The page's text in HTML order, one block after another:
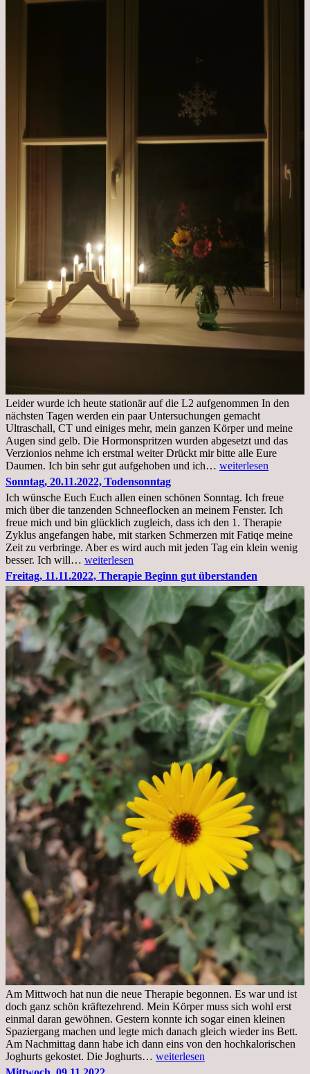
Leider wurde ich heute stationär auf die L2 aufgenommen In den
nächsten Tagen werden ein paar Untersuchungen gemacht
Ultraschall, CT und einiges mehr, mein ganzen Körper und meine
Augen sind gelb. Die Hormonspritzen wurden abgesetzt und das
Verzionios nehme ich erstmal weiter Drückt mir bitte alle Eure
Daumen. Ich bin sehr gut aufgehoben und ich… Mittwoch.
Krankenhaus
stationär
weiterlesen
Sonntag, 20.11.2022, Todensonntag
Ich wünsche Euch Euch allen einen schönen Sonntag. Ich freue
mich über die tanzenden Schneeflocken an meinem Fenster. Ich
freue mich und bin glücklich zugleich, dass ich den 1. Therapie
Zyklus angefangen habe, mit starken Schmerzen mit Fatiqe meine
Zeit zu verbringe. Aber es wird auch mit jeden Tag ein klein wenig
besser. Ich will… Sonntag,
20.11.2022,
Todensonntag
weiterlesen
Freitag, 11.11.2022, Therapie Beginn gut überstanden
Am Mittwoch hat nun die neue Therapie begonnen. Es war und ist
doch ganz schön kräftezehrend. Mein Körper muss sich wohl erst
einmal daran gewöhnen. Gestern konnte ich sogar einen kleinen
Spaziergang machen und legte mich danach gleich wieder ins Bett.
Am Nachmittag dann habe ich dann eins von den hochkalorischen
Joghurts gekostet. Die Joghurts… Freitag,
weiterlesen